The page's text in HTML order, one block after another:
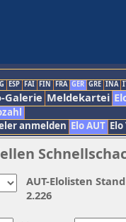
ESP FAI FIN FRA GER GRE INA
Galerie Meldekartei
anmelden Elo AUT
AUT-Elolisten
2.226